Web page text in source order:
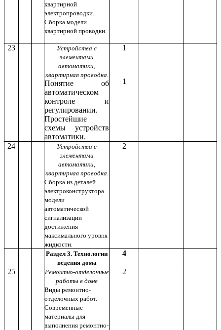
квартирной
электропроводки.
Сборка модели
квартирной проводки.
23
Устройства с
элементами
автоматики,
квартирная проводка.
Понятие об
автоматическом
контроле и
регулировании.
Простейшие
схемы устройств
автоматики.
1
1
24
Устройства с
элементами
автоматики,
квартирная проводка.
Сборка из деталей
электроконструктора
модели
автоматической
сигнализации
достижения
максимального уровня
жидкости.
2
Раздел 3. Технологии
ведения дома
4
25
Ремонтно-отделочные
работы в доме
Виды ремонтно-
отделочных работ.
Современные
материалы для
выполнения ремонтно-
2